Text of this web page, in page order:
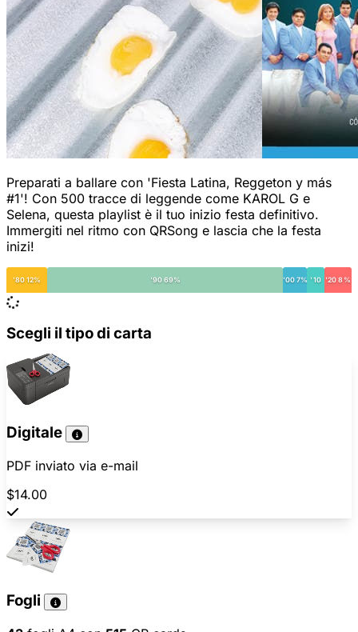
Preparati a ballare con 'Fiesta Latina, Reggeton y más
#1'! Con 500 tracce di leggende come KAROL G e
Selena, questa playlist è il tuo inizio festa definitivo.
Immergiti nel ritmo con QRSong e lascia che la festa
inizi!
'80 12% '90 69% '00 7% '10 '20 8%
Scegli il tipo di carta
Digitale
PDF inviato via e-mail
$14.00
Fogli